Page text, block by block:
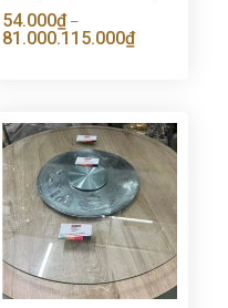
54.000₫–
81.000.115.000₫